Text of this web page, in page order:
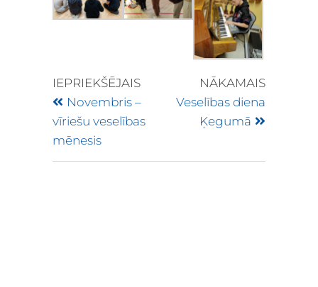
IEPRIEKŠĒJAIS
Novembris –
vīriešu veselības
mēnesis
NĀKAMAIS
Veselības diena
Ķegumā